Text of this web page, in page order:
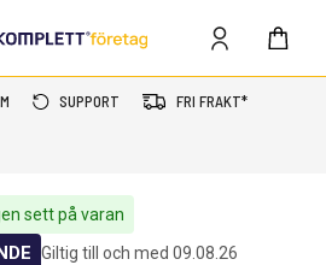
SUPPORT FRI FRAKT*
sett på varan
Giltig till och med 09.08.26